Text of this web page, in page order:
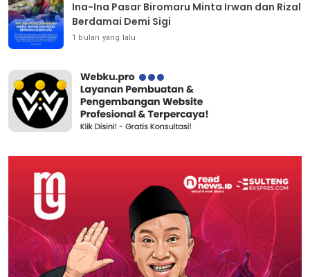
Ina-Ina Pasar Biromaru Minta Irwan dan Rizal
Berdamai Demi Sigi
1 bulan yang lalu